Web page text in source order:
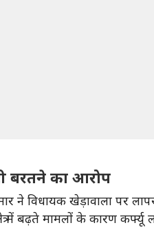
बरतने का आरोप
ने विधायक खेड़ावाला पर
में बढ़ते मामलों के कारण